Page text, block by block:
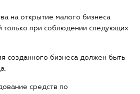
на открытие малого бизнеса
только при соблюдении следующих
созданного бизнеса должен быть
средств по